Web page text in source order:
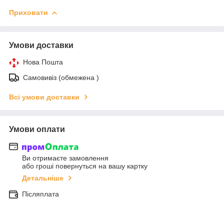
Приховати
Умови доставки
Нова Пошта
Самовивіз (обмежена )
Всі умови доставки
Умови оплати
Ви отримаєте замовлення
або гроші повернуться на вашу картку
Детальніше
Післяплата